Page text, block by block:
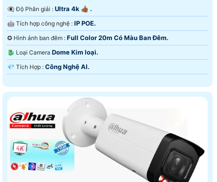
👁️‍🗨 Độ Phân giải : Ultra 4k 👍🏾 .
🤖️ Tích hợp công nghệ : IP POE.
✪ Hình ảnh ban đêm : Full Color 20m Có Màu Ban Ðêm.
🐉️ Loại Camera Dome Kim loại.
️💎 Tích Hợp : Công Nghệ AI.